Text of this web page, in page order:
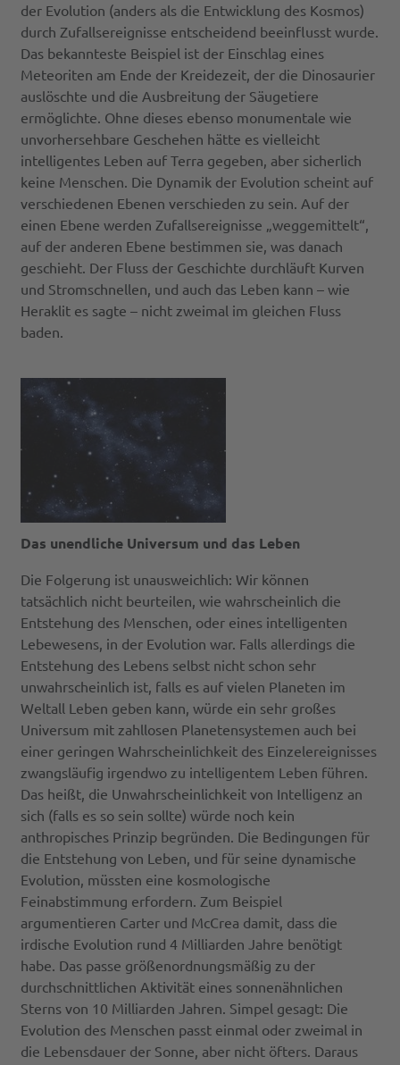
der Evolution (anders als die Entwicklung des Kosmos)
durch Zufallsereignisse entscheidend beeinflusst wurde.
Das bekannteste Beispiel ist der Einschlag eines
Meteoriten am Ende der Kreidezeit, der die Dinosaurier
auslöschte und die Ausbreitung der Säugetiere
ermöglichte. Ohne dieses ebenso monumentale wie
unvorhersehbare Geschehen hätte es vielleicht
intelligentes Leben auf Terra gegeben, aber sicherlich
keine Menschen. Die Dynamik der Evolution scheint auf
verschiedenen Ebenen verschieden zu sein. Auf der
einen Ebene werden Zufallsereignisse „weggemittelt“,
auf der anderen Ebene bestimmen sie, was danach
geschieht. Der Fluss der Geschichte durchläuft Kurven
und Stromschnellen, und auch das Leben kann – wie
Heraklit es sagte – nicht zweimal im gleichen Fluss
baden.
Das unendliche Universum und das Leben
Die Folgerung ist unausweichlich: Wir können
tatsächlich nicht beurteilen, wie wahrscheinlich die
Entstehung des Menschen, oder eines intelligenten
Lebewesens, in der Evolution war. Falls allerdings die
Entstehung des Lebens selbst nicht schon sehr
unwahrscheinlich ist, falls es auf vielen Planeten im
Weltall Leben geben kann, würde ein sehr großes
Universum mit zahllosen Planetensystemen auch bei
einer geringen Wahrscheinlichkeit des Einzelereignisses
zwangsläufig irgendwo zu intelligentem Leben führen.
Das heißt, die Unwahrscheinlichkeit von Intelligenz an
sich (falls es so sein sollte) würde noch kein
anthropisches Prinzip begründen. Die Bedingungen für
die Entstehung von Leben, und für seine dynamische
Evolution, müssten eine kosmologische
Feinabstimmung erfordern. Zum Beispiel
argumentieren Carter und McCrea damit, dass die
irdische Evolution rund 4 Milliarden Jahre benötigt
habe. Das passe größenordnungsmäßig zu der
durchschnittlichen Aktivität eines sonnenähnlichen
Sterns von 10 Milliarden Jahren. Simpel gesagt: Die
Evolution des Menschen passt einmal oder zweimal in
die Lebensdauer der Sonne, aber nicht öfters. Daraus